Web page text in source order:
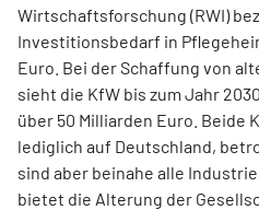
Wirtschaftsforschung (RWI)
Investitionsbedarf in
Euro. Bei der Schaffung von
sieht die KfW bis zum Jahr
über 50 Milliarden Euro. Beide
lediglich auf Deutschland,
sind aber beinahe alle
bietet die Alterung der